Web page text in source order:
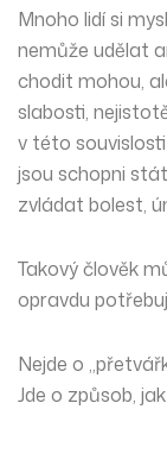
Mnoho lidí si
nemůže udělat
chodit mohou,
slabosti,
v této
jsou schopni
zvládat bolest,
Takový člověk
opravdu
Nejde o
Jde o způsob,